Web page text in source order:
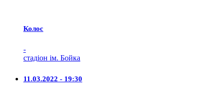
Колос
-
стадіон ім. Бойка
11.03.2022 - 19:30